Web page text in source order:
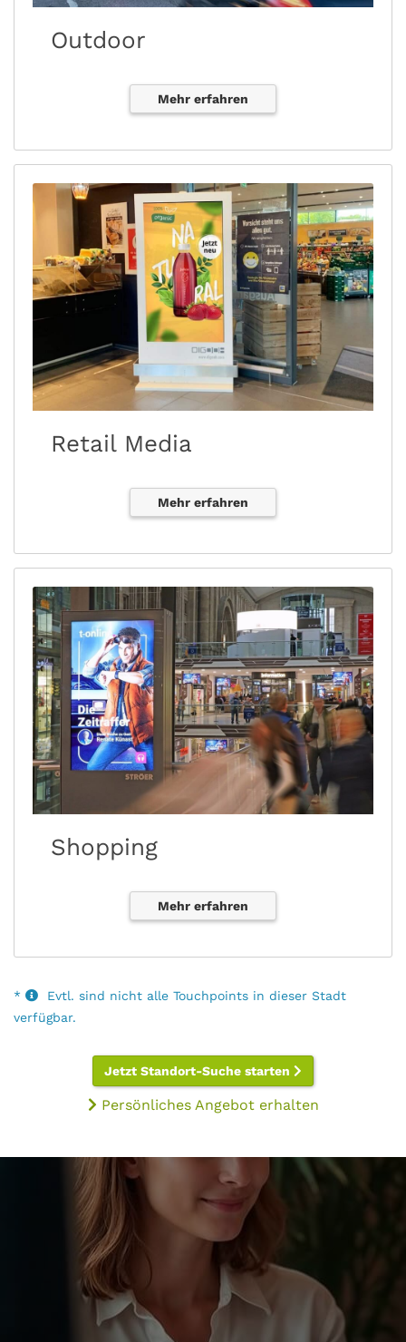
Outdoor
Mehr erfahren
Retail Media
Mehr erfahren
Shopping
Mehr erfahren
*
Evtl. sind nicht alle Touchpoints in dieser Stadt
verfügbar.
Jetzt Standort-Suche starten
Persönliches Angebot erhalten